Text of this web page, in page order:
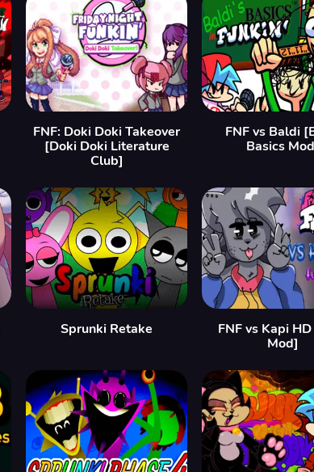
FNF: Doki Doki Takeover
[Doki Doki Literature
Club]
FNF vs Baldi
Basics
Sprunki Retake
FNF vs Kapi
Mod]